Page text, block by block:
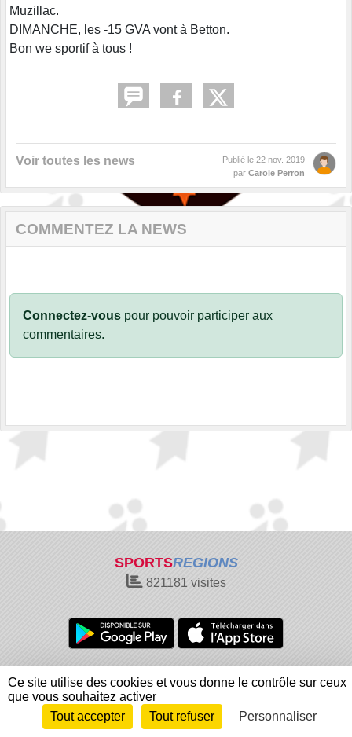
Muzillac.
DIMANCHE, les -15 GVA vont à Betton.
Bon we sportif à tous !
Voir toutes les news Publié le 22 nov. 2019
par Carole Perron
COMMENTEZ LA NEWS
Connectez-vous pour pouvoir participer aux
commentaires.
SPORTSREGIONS
821181 visites
Charte cookies
Gestion des cookies
Informations légales
Signaler un contenu inapproprié
Envie de participer ? Connexion
Ce site utilise des cookies et vous donne le contrôle sur ceux
que vous souhaitez activer
Tout accepter
Tout refuser Personnaliser